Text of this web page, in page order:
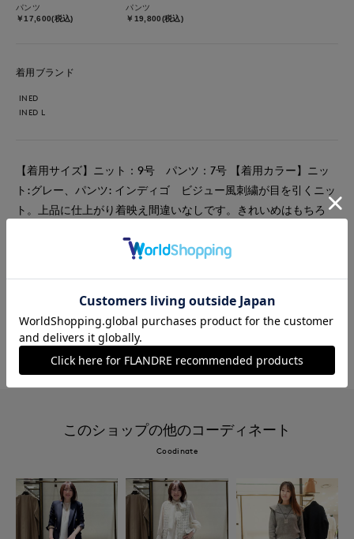
パンツ
￥17,600(税込)
パンツ
￥19,800(税込)
着用ブランド
INED
INED L
【着用サイズ】ニット：9号 パンツ：7号 【着用カラー】ニッ
ト:グレー、パンツ: インディゴ ビジュー風刺繍が目を引くニッ
ト。上品に仕上がり着映え間違いなしです。きれいめはもちろ
#デート #デニム #ウール #刺繍
#骨格ナチュラル #おでかけ
このショップの他のコーディネート
Coodinate